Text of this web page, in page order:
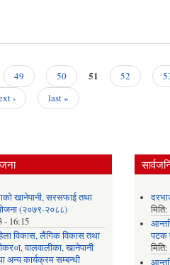
49 50 51 52
›
last »
खानेपानी, सरसफाई तथा
(२०७९-२०८८)
- 16:15
विकास, लैंगिक विकास तथा
वालवालीका, खानेपानी
अन्य कार्यक्रम सम्बन्धी
मिति:
पटक
मिति: